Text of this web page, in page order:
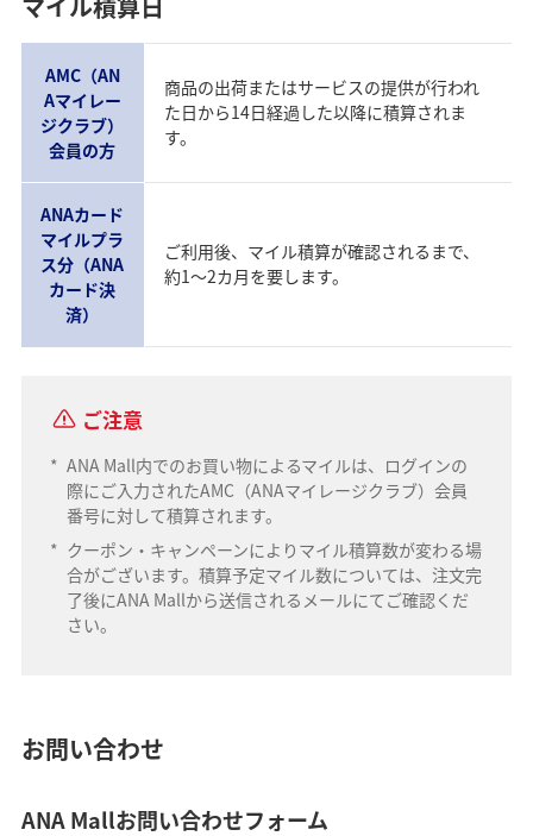
AMC（AN
Aマイレー
ジクラブ）
会員の方
商品の出荷またはサービスの提供が行われ
た日から14日経過した以降に積算されま
す。
ANAカード
マイルプラ
ス分（ANA
カード決
済）
ご利用後、マイル積算が確認されるまで、
約1～2カ月を要します。
ご注意
* ANA Mall内でのお買い物によるマイルは、ログインの
際にご入力されたAMC（ANAマイレージクラブ）会員
番号に対して積算されます。
* クーポン・キャンペーンによりマイル積算数が変わる場
合がございます。積算予定マイル数については、注文完
了後にANA Mallから送信されるメールにてご確認くだ
さい。
お問い合わせ
ANA Mallお問い合わせフォーム